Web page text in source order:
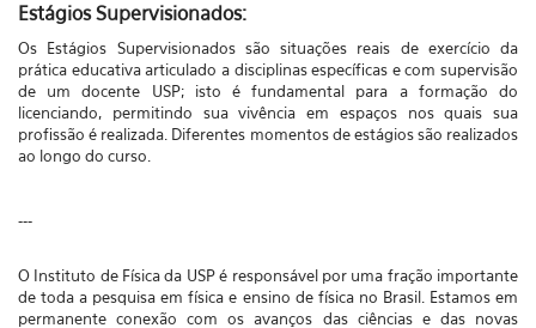
Estágios Supervisionados:
Os Estágios Supervisionados são situações reais de exercício da
prática educativa articulado a disciplinas específicas e com supervisão
de um docente USP; isto é fundamental para a formação do
licenciando, permitindo sua vivência em espaços nos quais sua
profissão é realizada. Diferentes momentos de estágios são realizados
ao longo do curso.
---
O Instituto de Física da USP é responsável por uma fração importante
de toda a pesquisa em física e ensino de física no Brasil. Estamos em
permanente conexão com os avanços das ciências e das novas